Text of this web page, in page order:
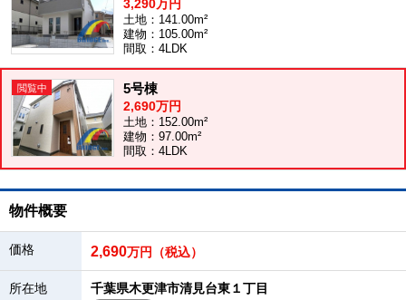
3,290万円
土地：141.00m²
建物：105.00m²
間取：4LDK
5号棟
2,690万円
土地：152.00m²
建物：97.00m²
間取：4LDK
物件概要
価格 2,690万円（税込）
所在地 千葉県木更津市清見台東１丁目